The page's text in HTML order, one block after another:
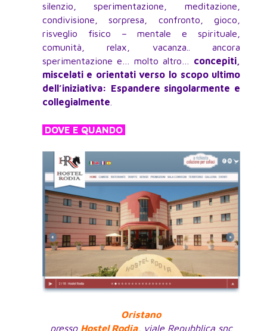
silenzio, sperimentazione, meditazione,
condivisione, sorpresa, confronto, gioco,
risveglio fisico – mentale e spirituale,
comunità, relax, vacanza.. ancora
sperimentazione e… molto altro… concepiti,
miscelati e orientati verso lo scopo ultimo
dell’iniziativa: Espandere singolarmente e
collegialmente
DOVE E QUANDO
Oristano
presso Hostel Rodia, viale Repubblica snc